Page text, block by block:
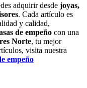
adquirir desde joyas,
. Cada artículo es
y calidad,
de empeño con una
Norte, tu mejor
visita nuestra
empeño